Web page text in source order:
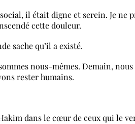
il était digne et serein. Je ne
cette douleur.
sache qu’il a existé.
nous-mêmes. Demain,
rester humains.
dans le cœur de ceux qui le